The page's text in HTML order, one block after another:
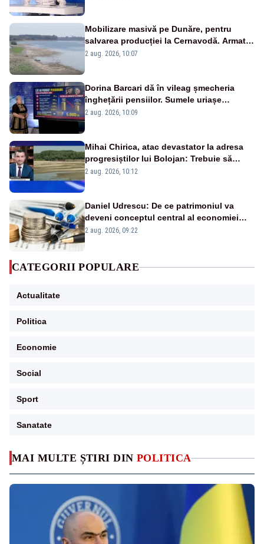
MAI MULTE ȘTIRI DIN POLITICA
Mobilizare masivă pe Dunăre, pentru
salvarea producției la Cernavodă. Armata
va detona o stâncă și va devia apa
2 aug. 2026, 10:07
Dorina Barcari dă în vileag șmecheria
înghețării pensiilor. Sumele uriașe
pierdute de fiecare român
2 aug. 2026, 10:09
Mihai Chirica, atac devastator la adresa
progresiștilor lui Bolojan: Trebuie să
protejăm și natura, dar nu șținem omaneii
2 aug. 2026, 10:12
Daniel Udrescu: De ce patrimoniul va
deveni conceptul central al economiei
viitoare?
2 aug. 2026, 09:22
CATEGORII POPULARE
Actualitate
Politica
Economie
Social
Sport
Sanatate